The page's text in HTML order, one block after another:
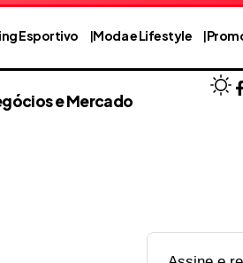
Esportivo Moda e Lifestyle
e Mercado